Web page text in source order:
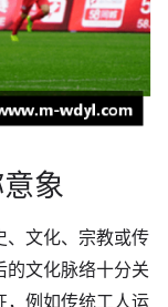
象
、文化、宗教或传
的文化脉络十分关